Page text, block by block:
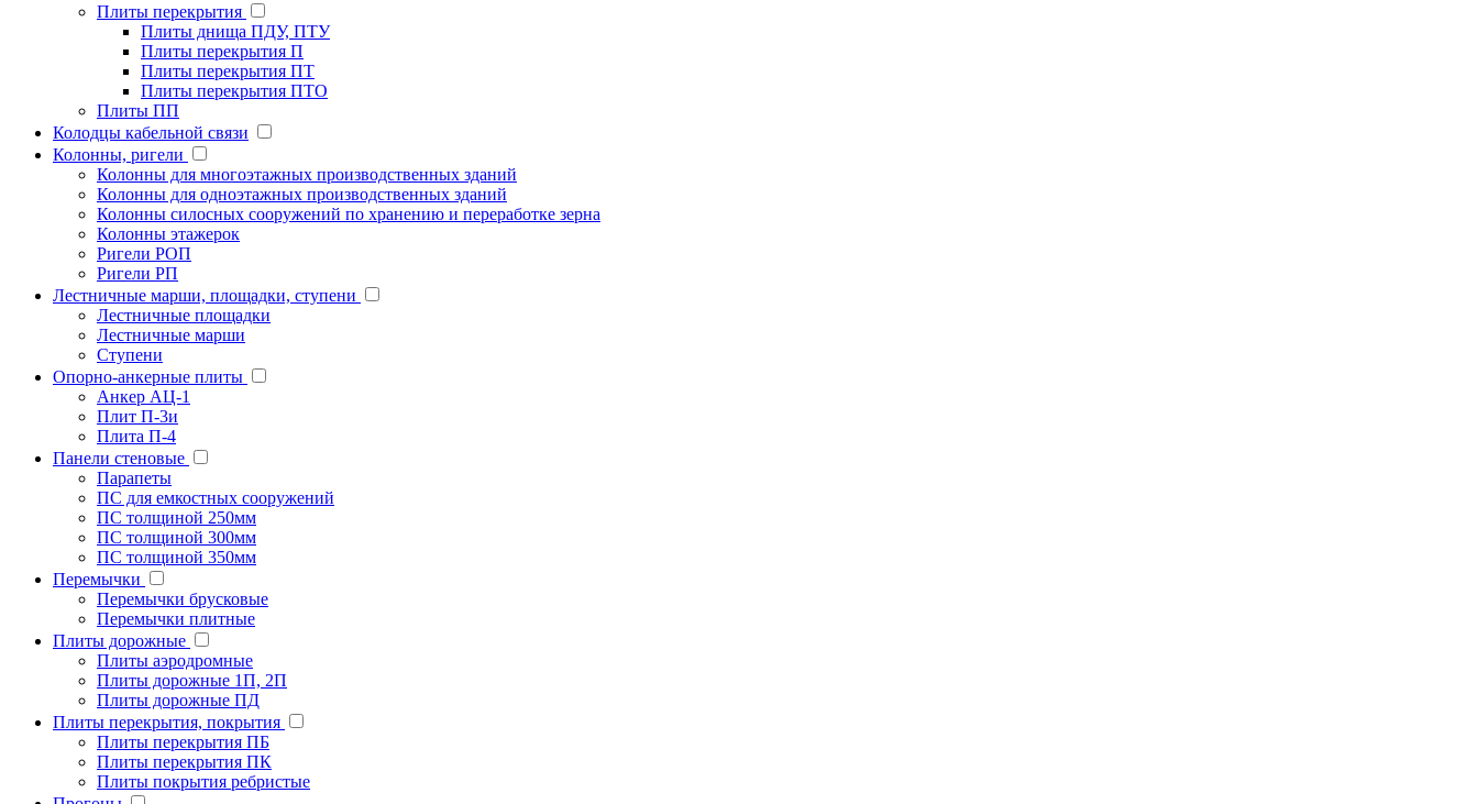
Плиты перекрытия
Плиты днища ПДУ, ПТУ
Плиты перекрытия П
Плиты перекрытия ПТ
Плиты перекрытия ПТО
Плиты ПП
Колодцы кабельной связи
Колонны, ригели
Колонны для многоэтажных производственных зданий
Колонны для одноэтажных производственных зданий
Колонны силосных сооружений по хранению и переработке зерна
Колонны этажерок
Ригели РОП
Ригели РП
Лестничные марши, площадки, ступени
Лестничные площадки
Лестничные марши
Ступени
Опорно-анкерные плиты
Анкер АЦ-1
Плит П-3и
Плита П-4
Панели стеновые
Парапеты
ПС для емкостных сооружений
ПС толщиной 250мм
ПС толщиной 300мм
ПС толщиной 350мм
Перемычки
Перемычки брусковые
Перемычки плитные
Плиты дорожные
Плиты аэродромные
Плиты дорожные 1П, 2П
Плиты дорожные ПД
Плиты перекрытия, покрытия
Плиты перекрытия ПБ
Плиты перекрытия ПК
Плиты покрытия ребристые